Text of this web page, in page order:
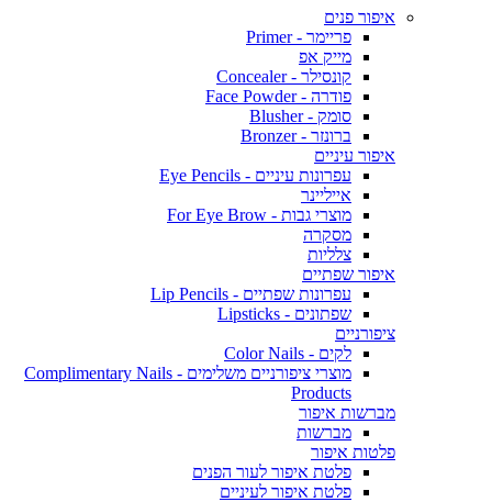
איפור פנים
פריימר - Primer
מייק אפ
קונסילר - Concealer
פודרה - Face Powder
סומק - Blusher
ברונזר - Bronzer
איפור עיניים
עפרונות עיניים - Eye Pencils
אייליינר
מוצרי גבות - For Eye Brow
מסקרה
צלליות
איפור שפתיים
עפרונות שפתיים - Lip Pencils
שפתונים - Lipsticks
ציפורניים
לקים - Color Nails
מוצרי ציפורניים משלימים - Complimentary Nails
Products
מברשות איפור
מברשות
פלטות איפור
פלטת איפור לעור הפנים
פלטת איפור לעיניים